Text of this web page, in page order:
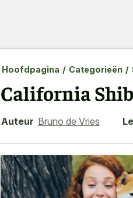
Hoofdpagina / Categorieën /
California
Auteur Bruno de Vries